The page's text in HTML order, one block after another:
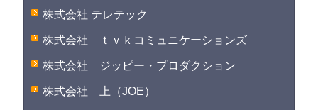
株式会社 テレテック
株式会社 ｔｖｋコミュニケーションズ
株式会社 ジッピー・プロダクション
株式会社 上（JOE）